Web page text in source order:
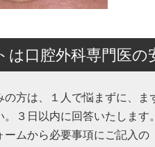
は口腔外科専門医の
の方は、１人で悩まずに、ま
３日以内に回答いたします。
ームから必要事項にご記入の